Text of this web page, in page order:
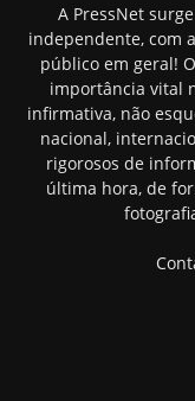
A PressNet
independente, com
público em geral!
importância vital
infirmativa, não
nacional,
rigorosos de
última hora, de